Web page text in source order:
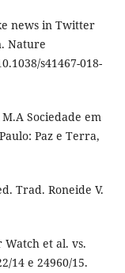
news in Twitter
Nature
s41467-018-
M.A Sociedade em
Paz e Terra,
Trad. Roneide V.
Watch et al. vs.
14 e 24960/15.